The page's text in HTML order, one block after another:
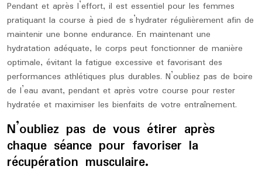
Pendant et après l’effort, il est essentiel pour les femmes
pratiquant la course à pied de s’hydrater régulièrement afin de
maintenir une bonne endurance. En maintenant une
hydratation adéquate, le corps peut fonctionner de manière
optimale, évitant la fatigue excessive et favorisant des
performances athlétiques plus durables. N’oubliez pas de boire
de l’eau avant, pendant et après votre course pour rester
hydratée et maximiser les bienfaits de votre entraînement.
N’oubliez pas de vous étirer après
chaque séance pour favoriser la
récupération musculaire.